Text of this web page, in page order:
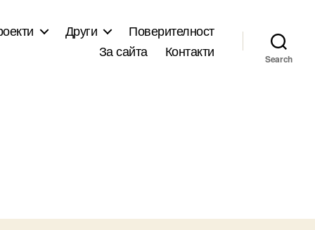
Други
Поверителност
За сайта
Контакти Search